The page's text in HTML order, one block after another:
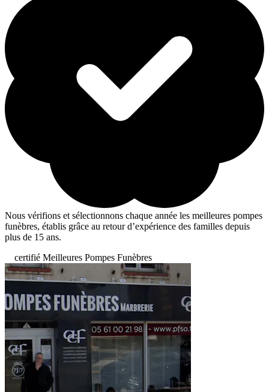
Nous vérifions et sélectionnons chaque année les meilleures pompes
funèbres, établis grâce au retour d’expérience des familles depuis
plus de 15 ans.
certifié Meilleures Pompes Funèbres